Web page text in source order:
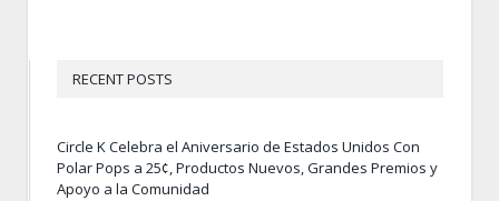
RECENT POSTS
Circle K Celebra el Aniversario de Estados Unidos Con
Polar Pops a 25¢, Productos Nuevos, Grandes Premios y
Apoyo a la Comunidad